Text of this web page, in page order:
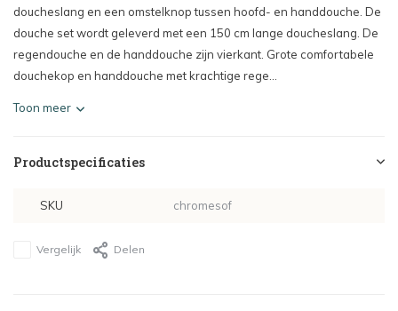
doucheslang en een omstelknop tussen hoofd- en handdouche. De
douche set wordt geleverd met een 150 cm lange doucheslang. De
regendouche en de handdouche zijn vierkant. Grote comfortabele
douchekop en handdouche met krachtige rege...
Toon meer
Productspecificaties
SKU chromesof
Vergelijk Delen